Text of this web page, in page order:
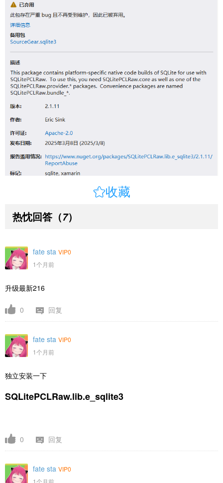
收藏
热忱回答 （7）
fate sta VIP0
1个月前
升级最新216
0 回复
fate sta VIP0
1个月前
独立安装一下
SQLitePCLRaw.lib.e_sqlite3
0 回复
fate sta VIP0